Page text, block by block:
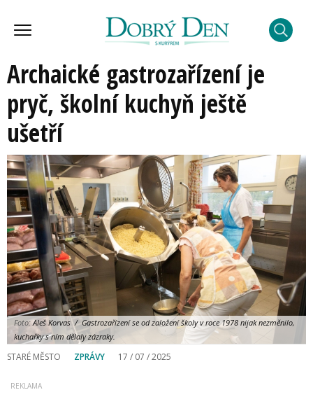
Archaické gastrozařízení je
pryč, školní kuchyň ještě
ušetří
Foto:Aleš Korvas / Gastrozařízení se od založení školy v roce 1978 nijak nezměnilo,
kuchařky s ním dělaly zázraky.
STARÉ MĚSTO ZPRÁVY 17 / 07 / 2025